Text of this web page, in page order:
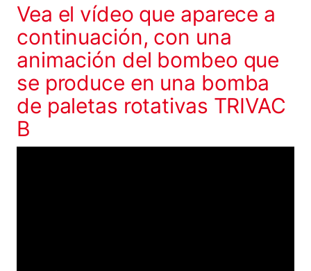
Vea el vídeo que aparece a
continuación, con una
animación del bombeo que
se produce en una bomba
de paletas rotativas TRIVAC
B